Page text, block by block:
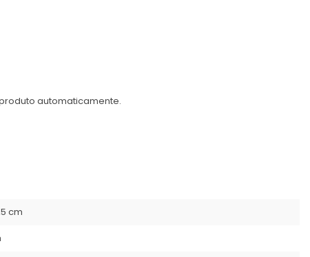
automaticamente.
cm